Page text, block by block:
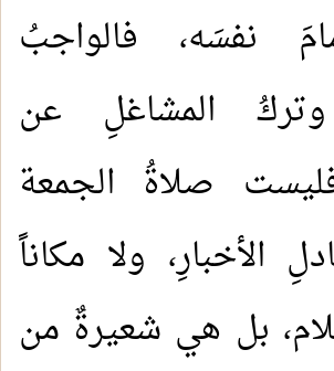
نفسَه، فالواجبُ
وتركُ المشاغلِ عن
صلاةُ الجمعة
الأخبارِ، ولا مكاناً
بل هي شعيرةٌ من